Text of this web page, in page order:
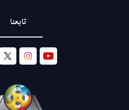
تابعنا